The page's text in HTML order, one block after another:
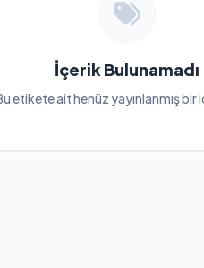
İçerik Bulunamadı
etikete ait henüz yayınlanmış bir